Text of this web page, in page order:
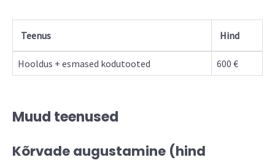
Teenus Hind
Hooldus + esmased kodutooted 600 €
Muud teenused
Kõrvade augustamine (hind